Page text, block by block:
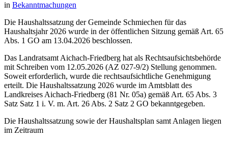
in Bekanntmachungen
Die Haushaltssatzung der Gemeinde Schmiechen für das
Haushaltsjahr 2026 wurde in der öffentlichen Sitzung gemäß Art. 65
Abs. 1 GO am 13.04.2026 beschlossen.
Das Landratsamt Aichach-Friedberg hat als Rechtsaufsichtsbehörde
mit Schreiben vom 12.05.2026 (AZ 027-9/2) Stellung genommen.
Soweit erforderlich, wurde die rechtsaufsichtliche Genehmigung
erteilt. Die Haushaltssatzung 2026 wurde im Amtsblatt des
Landkreises Aichach-Friedberg (81 Nr. 05a) gemäß Art. 65 Abs. 3
Satz Satz 1 i. V. m. Art. 26 Abs. 2 Satz 2 GO bekanntgegeben.
Die Haushaltssatzung sowie der Haushaltsplan samt Anlagen liegen
im Zeitraum